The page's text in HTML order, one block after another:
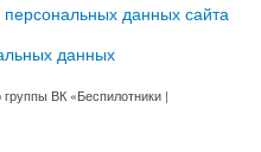
данных сайта
данных
ВК «Беспилотники |